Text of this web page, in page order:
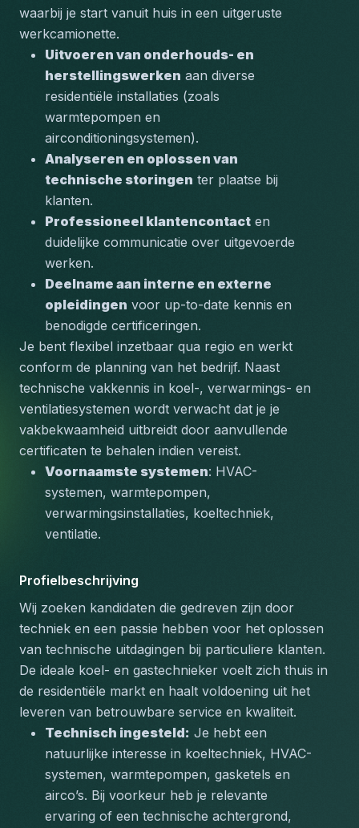
waarbij je start vanuit huis in een uitgeruste
werkcamionette.
Uitvoeren van onderhouds- en
herstellingswerken aan diverse
residentiële installaties (zoals
warmtepompen en
airconditioningsystemen).
Analyseren en oplossen van
technische storingen ter plaatse bij
klanten.
Professioneel klantencontact en
duidelijke communicatie over uitgevoerde
werken.
Deelname aan interne en externe
opleidingen voor up-to-date kennis en
benodigde certificeringen.
Je bent flexibel inzetbaar qua regio en werkt
conform de planning van het bedrijf. Naast
technische vakkennis in koel-, verwarmings- en
ventilatiesystemen wordt verwacht dat je je
vakbekwaamheid uitbreidt door aanvullende
certificaten te behalen indien vereist.
Voornaamste systemen: HVAC-
systemen, warmtepompen,
verwarmingsinstallaties, koeltechniek,
ventilatie.
Profielbeschrijving
Wij zoeken kandidaten die gedreven zijn door
techniek en een passie hebben voor het oplossen
van technische uitdagingen bij particuliere klanten.
De ideale koel- en gastechnieker voelt zich thuis in
de residentiële markt en haalt voldoening uit het
leveren van betrouwbare service en kwaliteit.
Technisch ingesteld: Je hebt een
natuurlijke interesse in koeltechniek, HVAC-
systemen, warmtepompen, gasketels en
airco’s. Bij voorkeur heb je relevante
ervaring of een technische achtergrond,